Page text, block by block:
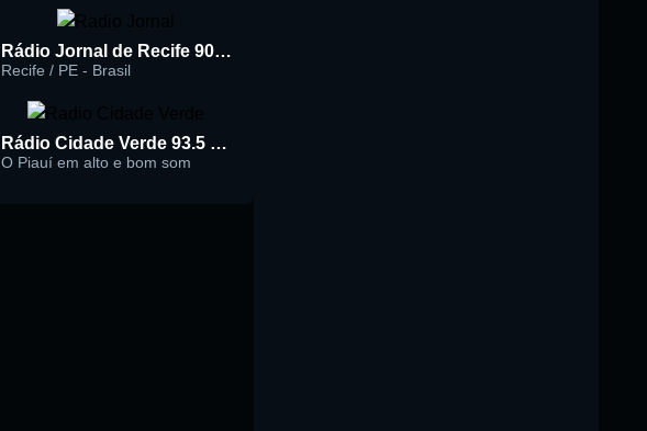
Rádio Jornal de Recife 90.3 FM
Recife / PE - Brasil
Rádio Cidade Verde 93.5 FM
O Piauí em alto e bom som